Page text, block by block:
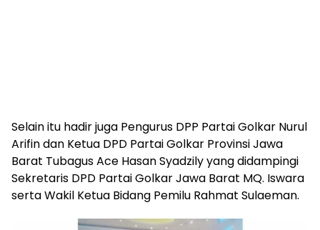
Selain itu hadir juga Pengurus DPP Partai Golkar Nurul
Arifin dan Ketua DPD Partai Golkar Provinsi Jawa
Barat Tubagus Ace Hasan Syadzily yang didampingi
Sekretaris DPD Partai Golkar Jawa Barat MQ. Iswara
serta Wakil Ketua Bidang Pemilu Rahmat Sulaeman.